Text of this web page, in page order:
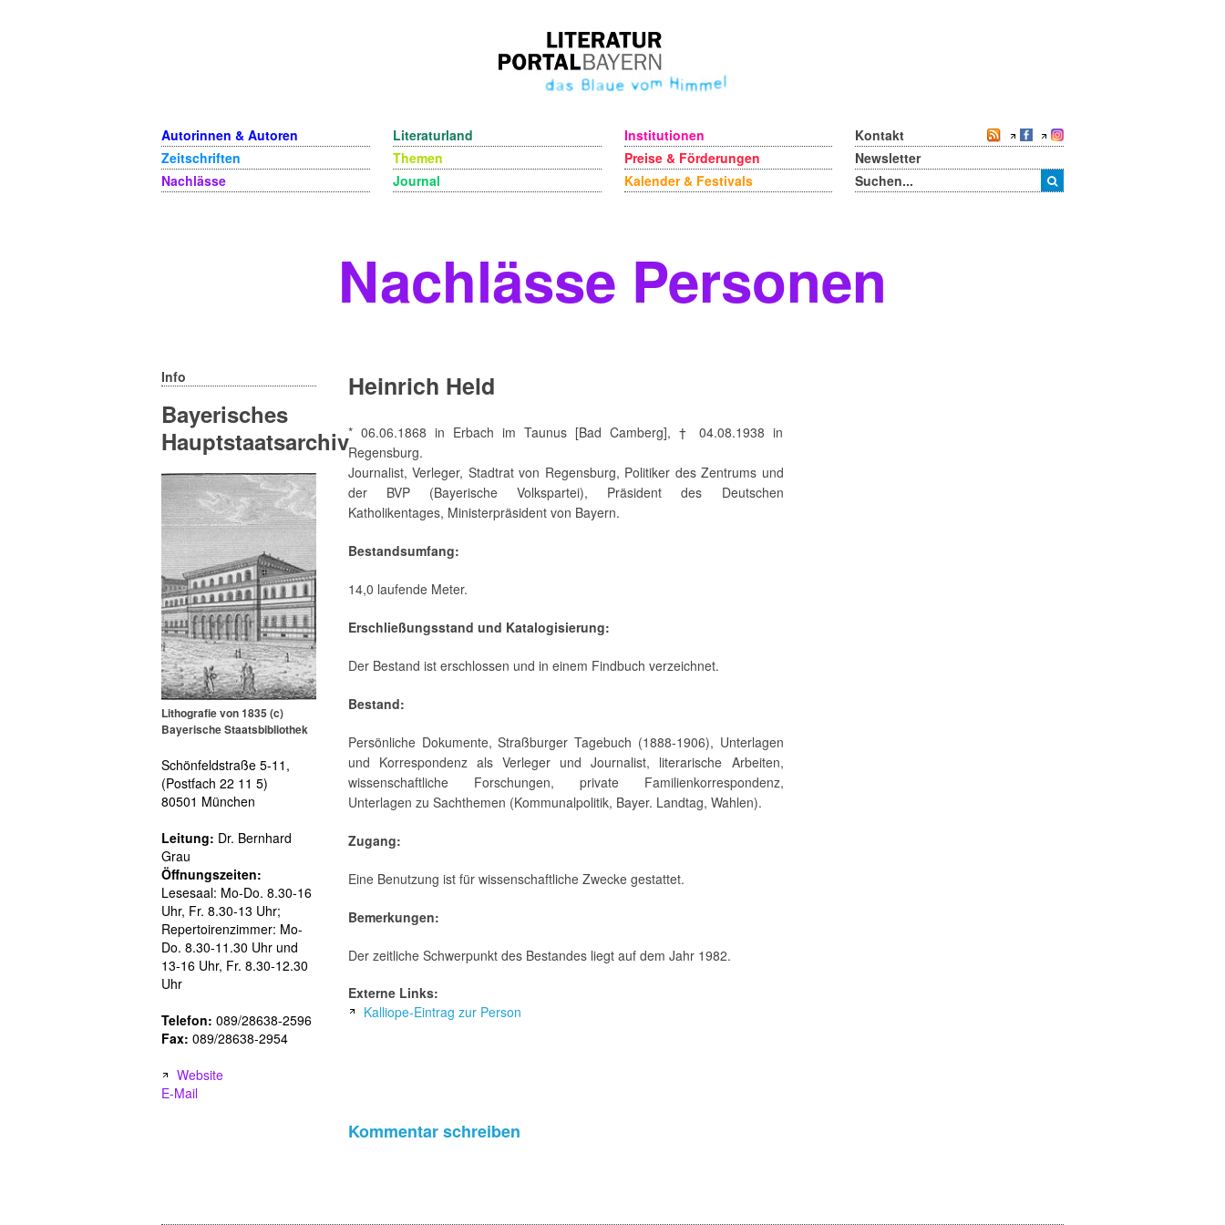
Autorinnen & Autoren
Zeitschriften
Nachlässe
Literaturland
Themen
Journal
Institutionen
Preise & Förderungen
Kalender & Festivals
Kontakt
Newsletter
Nachlässe Personen
Info
Bayerisches
Hauptstaatsarchiv
Lithografie von 1835 (c)
Bayerische Staatsbibliothek
Schönfeldstraße 5-11,
(Postfach 22 11 5)
80501 München
Leitung: Dr. Bernhard
Grau
Öffnungszeiten:
Lesesaal: Mo-Do. 8.30-16
Uhr, Fr. 8.30-13 Uhr;
Repertoirenzimmer: Mo-
Do. 8.30-11.30 Uhr und
13-16 Uhr, Fr. 8.30-12.30
Uhr
Telefon: 089/28638-2596
Fax: 089/28638-2954
Website
E-Mail
Heinrich Held
* 06.06.1868 in Erbach im Taunus [Bad Camberg], † 04.08.1938 in
Regensburg.
Journalist, Verleger, Stadtrat von Regensburg, Politiker des Zentrums und
der BVP (Bayerische Volkspartei), Präsident des Deutschen
Katholikentages, Ministerpräsident von Bayern.
Bestandsumfang:
14,0 laufende Meter.
Erschließungsstand und Katalogisierung:
Der Bestand ist erschlossen und in einem Findbuch verzeichnet.
Bestand:
Persönliche Dokumente, Straßburger Tagebuch (1888-1906), Unterlagen
und Korrespondenz als Verleger und Journalist, literarische Arbeiten,
wissenschaftliche Forschungen, private Familienkorrespondenz,
Unterlagen zu Sachthemen (Kommunalpolitik, Bayer. Landtag, Wahlen).
Zugang:
Eine Benutzung ist für wissenschaftliche Zwecke gestattet.
Bemerkungen:
Der zeitliche Schwerpunkt des Bestandes liegt auf dem Jahr 1982.
Externe Links:
Kalliope-Eintrag zur Person
Kommentar schreiben